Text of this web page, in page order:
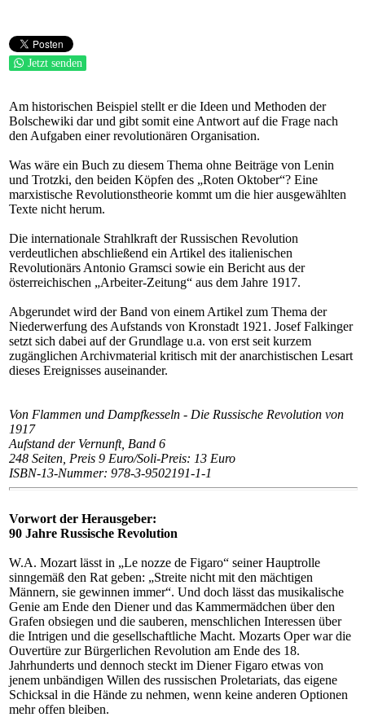
Jetzt senden
Am historischen Beispiel stellt er die Ideen und Methoden der
Bolschewiki dar und gibt somit eine Antwort auf die Frage nach
den Aufgaben einer revolutionären Organisation.
Was wäre ein Buch zu diesem Thema ohne Beiträge von Lenin
und Trotzki, den beiden Köpfen des „Roten Oktober“? Eine
marxistische Revolutionstheorie kommt um die hier ausgewählten
Texte nicht herum.
Die internationale Strahlkraft der Russischen Revolution
verdeutlichen abschließend ein Artikel des italienischen
Revolutionärs Antonio Gramsci sowie ein Bericht aus der
österreichischen „Arbeiter-Zeitung“ aus dem Jahre 1917.
Abgerundet wird der Band von einem Artikel zum Thema der
Niederwerfung des Aufstands von Kronstadt 1921. Josef Falkinger
setzt sich dabei auf der Grundlage u.a. von erst seit kurzem
zugänglichen Archivmaterial kritisch mit der anarchistischen Lesart
dieses Ereignisses auseinander.
Von Flammen und Dampfkesseln - Die Russische Revolution von
1917
Aufstand der Vernunft, Band 6
248 Seiten, Preis 9 Euro/Soli-Preis: 13 Euro
ISBN-13-Nummer: 978-3-9502191-1-1
Vorwort der Herausgeber:
90 Jahre Russische Revolution
W.A. Mozart lässt in „Le nozze de Figaro“ seiner Hauptrolle
sinngemäß den Rat geben: „Streite nicht mit den mächtigen
Männern, sie gewinnen immer“. Und doch lässt das musikalische
Genie am Ende den Diener und das Kammermädchen über den
Grafen obsiegen und die sauberen, menschlichen Interessen über
die Intrigen und die gesellschaftliche Macht. Mozarts Oper war die
Ouvertüre zur Bürgerlichen Revolution am Ende des 18.
Jahrhunderts und dennoch steckt im Diener Figaro etwas von
jenem unbändigen Willen des russischen Proletariats, das eigene
Schicksal in die Hände zu nehmen, wenn keine anderen Optionen
mehr offen bleiben.